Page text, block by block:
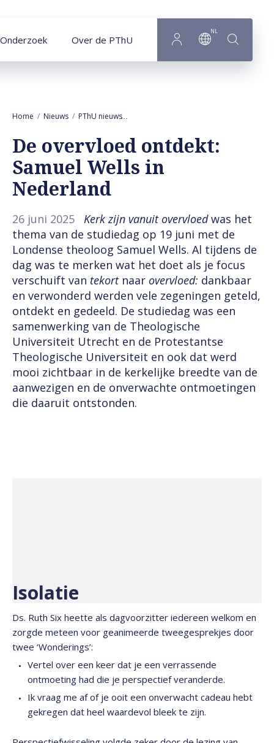
Onderzoek Over de PThU
NL
Home Nieuws PThU nieuws
De overvloed ontdekt:
Samuel Wells in
Nederland
26 juni 2025 Kerk zijn vanuit overvloedwas het
thema van de studiedag op 19 juni met de
Londense theoloog Samuel Wells. Al tijdens de
dag was te merken wat het doet als je focus
verschuift van tekort naar overvloed: dankbaar
en verwonderd werden vele zegeningen geteld,
ontdekt en gedeeld. De studiedag was een
samenwerking van de Theologische
Universiteit Utrecht en de Protestantse
Theologische Universiteit en ook dat werd
mooi zichtbaar in de kerkelijke breedte van de
aanwezigen en de onverwachte ontmoetingen
die daaruit ontstonden.
Isolatie
Ds. Ruth Six heette als dagvoorzitter iedereen welkom en
zorgde meteen voor geanimeerde tweegesprekjes door
twee ‘Wonderings’:
Vertel over een keer dat je een verrassende
ontmoeting had die je perspectief veranderde.
Ik vraag me af of je ooit een onverwacht cadeau hebt
gekregen dat heel waardevol bleek te zijn.